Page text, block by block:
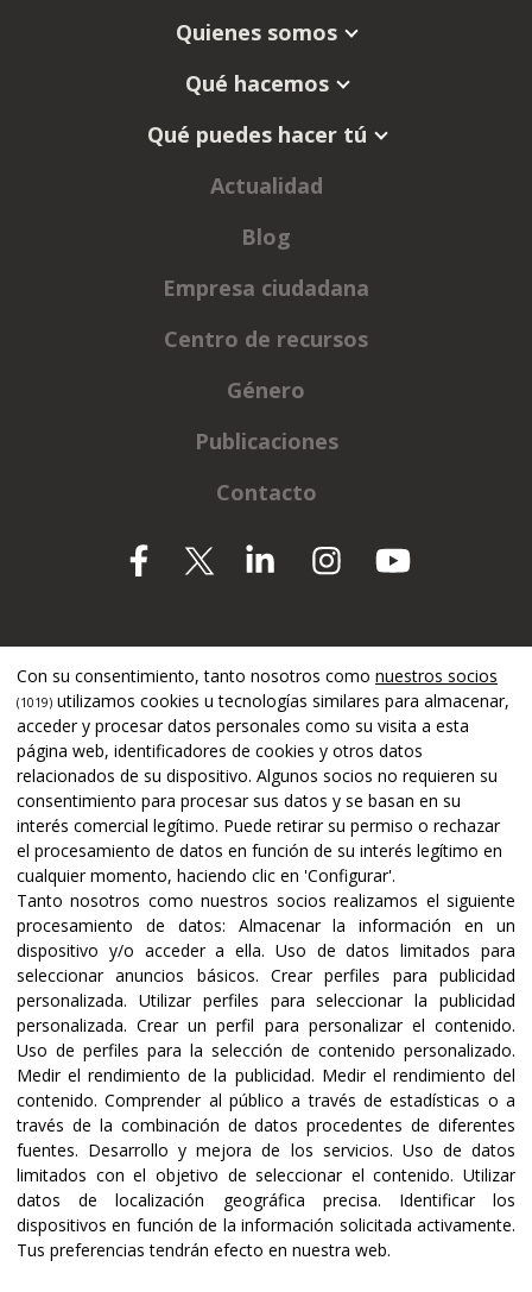
Quienes somos
Qué hacemos
Qué puedes hacer tú
Actualidad
Blog
Empresa ciudadana
Centro de recursos
Género
Publicaciones
Contacto
Certificaciones y acreditaciones
Con su consentimiento, tanto nosotros como nuestros socios
(1019) utilizamos cookies u tecnologías similares para almacenar,
acceder y procesar datos personales como su visita a esta
página web, identificadores de cookies y otros datos
relacionados de su dispositivo. Algunos socios no requieren su
consentimiento para procesar sus datos y se basan en su
interés comercial legítimo. Puede retirar su permiso o rechazar
el procesamiento de datos en función de su interés legítimo en
cualquier momento, haciendo clic en 'Configurar'.
Tanto nosotros como nuestros socios realizamos el siguiente
procesamiento de datos: Almacenar la información en un
dispositivo y/o acceder a ella. Uso de datos limitados para
seleccionar anuncios básicos.Crear perfiles para publicidad
personalizada. Utilizar perfiles para seleccionar la publicidad
personalizada.Crear un perfil para personalizar el contenido.
Uso de perfiles para la selección de contenido personalizado.
Medir el rendimiento de la publicidad. Medir el rendimiento del
contenido.Comprender al público a través de estadísticas o a
través de la combinación de datos procedentes de diferentes
fuentes. Desarrollo y mejora de los servicios. Uso de datos
limitados con el objetivo de seleccionar el contenido. Utilizar
datos de localización geográfica precisa. Identificar los
dispositivos en función de la información solicitada activamente.
Tus preferencias tendrán efecto en nuestra web.